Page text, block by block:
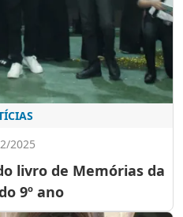
2025
livro de Memórias da
9º ano